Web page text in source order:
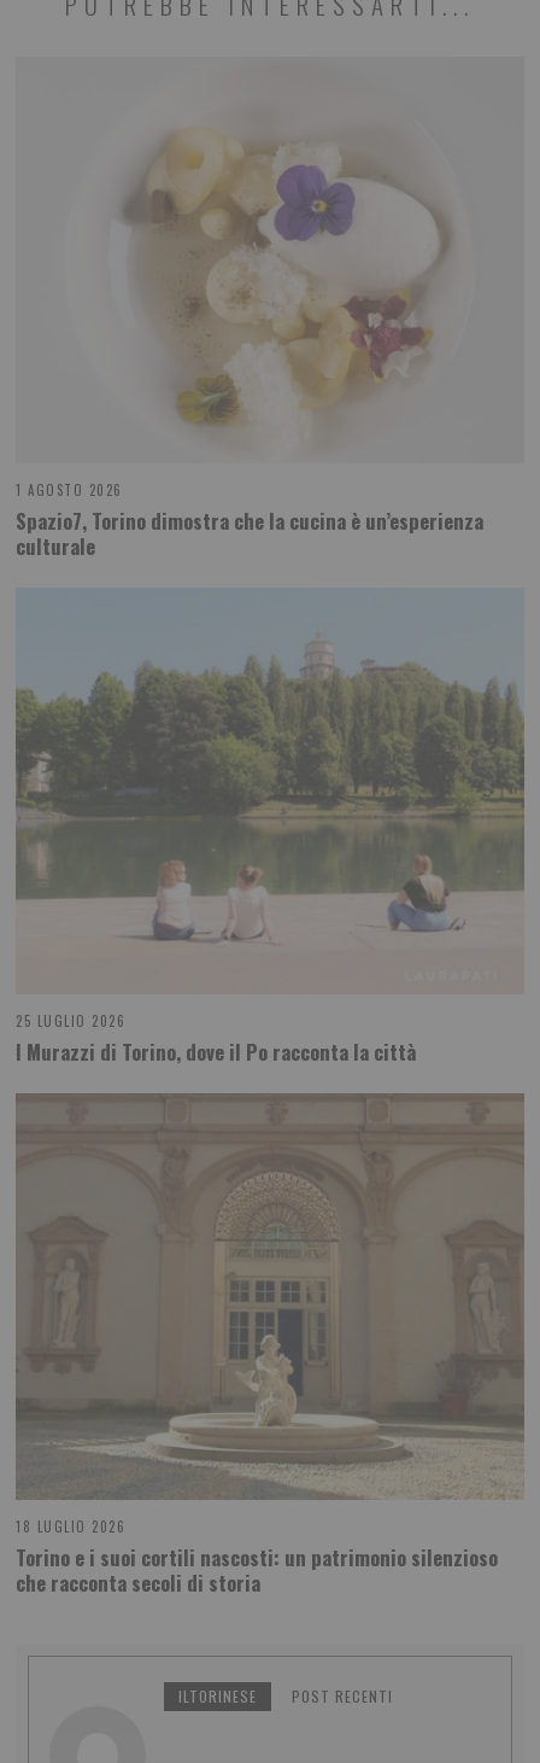
1 AGOSTO 2026
Spazio7, Torino dimostra che la cucina è un’esperienza
culturale
25 LUGLIO 2026
I Murazzi di Torino, dove il Po racconta la città
18 LUGLIO 2026
Torino e i suoi cortili nascosti: un patrimonio silenzioso
che racconta secoli di storia
ILTORINESE POST RECENTI